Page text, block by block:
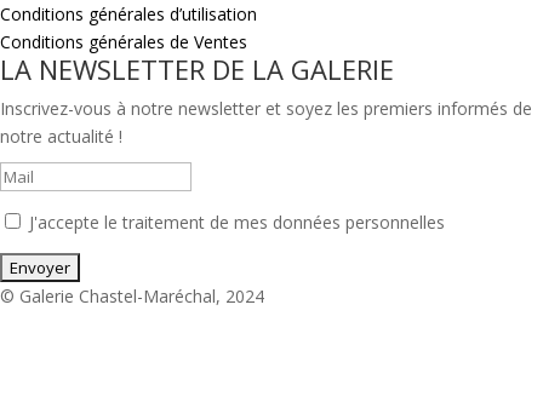
Conditions générales d’utilisation
Conditions générales de Ventes
LA NEWSLETTER DE LA GALERIE
Inscrivez-vous à notre newsletter et soyez les premiers informés de
notre actualité !
J'accepte le traitement de mes données personnelles
© Galerie Chastel-Maréchal, 2024